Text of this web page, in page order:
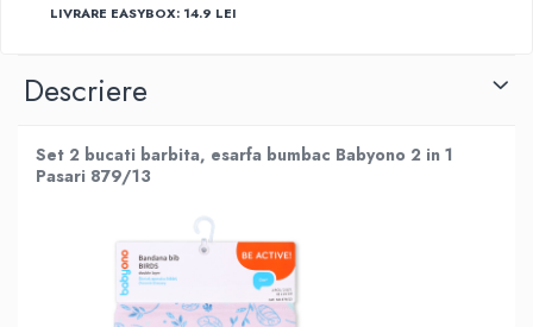
Mese de infasat 50 x 70 cm Tega
Mese de infasat BASIC 50x70 cm
Mese de infasat COMFORT 50x70
Mese de infasat COMFORT 50x80
Mese de infasat moi
LIVRARE EASYBOX: 14.9 LEI
Descriere
Set 2 bucati barbita, esarfa bumbac Babyono 2 in 1
Pasari 879/13